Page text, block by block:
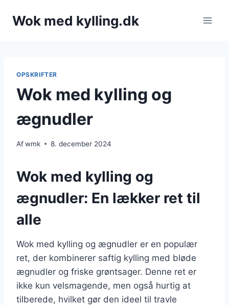
Wok med kylling.dk
OPSKRIFTER
Wok med kylling og
ægnudler
Afwmk 8. december 2024
Wok med kylling og
ægnudler: En lækker ret til
alle
Wok med kylling og ægnudler er en populær
ret, der kombinerer saftig kylling med bløde
ægnudler og friske grøntsager. Denne ret er
ikke kun velsmagende, men også hurtig at
tilberede, hvilket gør den ideel til travle